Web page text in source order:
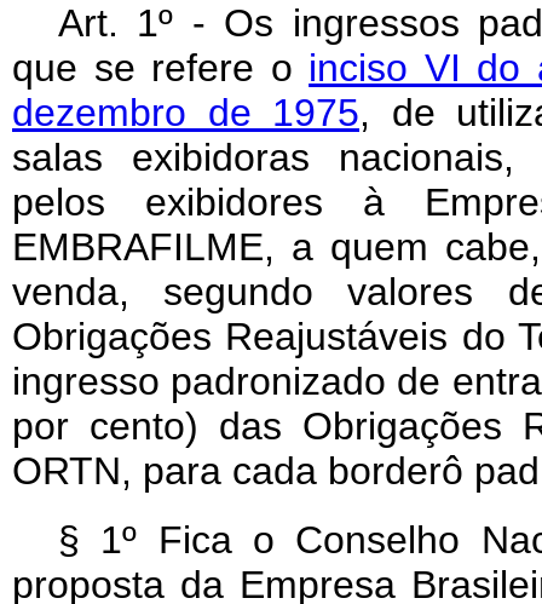
Art. 1º - Os ingressos
que se refere o inciso VI do
dezembro de 1975, de
salas exibidoras nacionais,
pelos exibidores à
EMBRAFILME, a quem
venda, segundo valores
Obrigações Reajustáveis do
ingresso padronizado de
por cento) das Obrigações
ORTN, para cada borderô
§ 1º Fica o Conselho
proposta da Empresa